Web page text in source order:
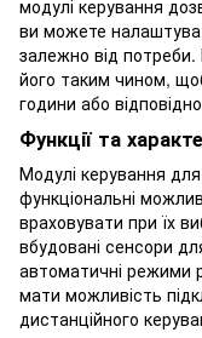
модулі керування
ви можете
залежно від
його таким чином,
години або
Функції та
Модулі керування
функціональні
враховувати при їх
вбудовані сенсори
автоматичні режими
мати можливість
дистанційного